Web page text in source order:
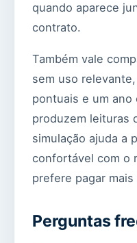
quando aparece
contrato.
Também vale
sem uso
pontuais e um ano
produzem leituras
simulação ajuda a
confortável com o
prefere pagar
Perguntas